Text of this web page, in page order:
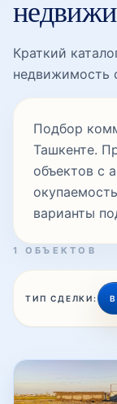
Краткий
недвижимость
Подбор
Ташкенте.
объектов с
варианты
1 ОБЪЕКТОВ
ТИП СДЕЛКИ: